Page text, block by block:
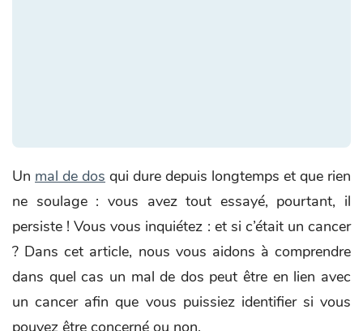
Un mal de dos qui dure depuis longtemps et que rien
ne soulage : vous avez tout essayé, pourtant, il
persiste ! Vous vous inquiétez : et si c’était un cancer
? Dans cet article, nous vous aidons à comprendre
dans quel cas un mal de dos peut être en lien avec
un cancer afin que vous puissiez identifier si vous
pouvez être concerné ou non.